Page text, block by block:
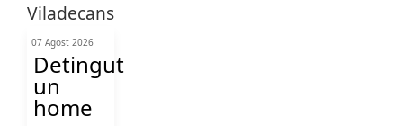
07 Agost 2026
Detingut
un
home